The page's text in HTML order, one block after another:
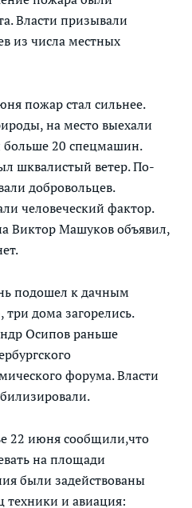
Власти призывали
из числа местных
пожар стал сильнее.
на место выехали
20 спецмашин.
шквалистый ветер. По-
добровольцев.
человеческий фактор.
Виктор Машуков объявил,
подошел к дачным
дома загорелись.
Осипов раньше
форума. Власти
22 июня сообщили,что
на площади
были задействованы
техники и авиация: